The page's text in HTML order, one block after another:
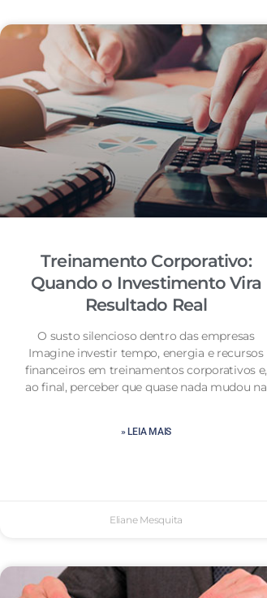
Treinamento Corporativo:
Quando o Investimento Vira
Resultado Real
O susto silencioso dentro das empresas
Imagine investir tempo, energia e recursos
financeiros em treinamentos corporativos e,
ao final, perceber que quase nada mudou na
» LEIA MAIS
Eliane Mesquita